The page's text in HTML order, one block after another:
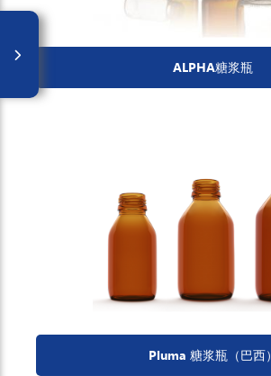
ALPHA糖浆瓶
Pluma 糖浆瓶（巴西）